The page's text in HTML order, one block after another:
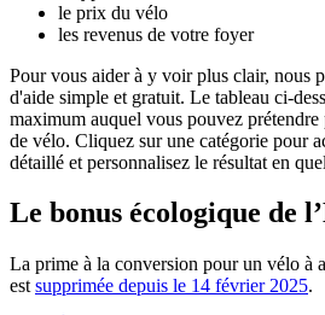
le prix du vélo
les revenus de votre foyer
Pour vous aider à y voir plus clair, nous
d'aide simple et gratuit. Le tableau ci-
maximum auquel vous pouvez
de vélo. Cliquez sur une catégorie pour
détaillé et personnalisez le résultat en
Le bonus écologique de
La prime à la conversion pour un vélo à
est supprimée depuis le 14 février 2025.